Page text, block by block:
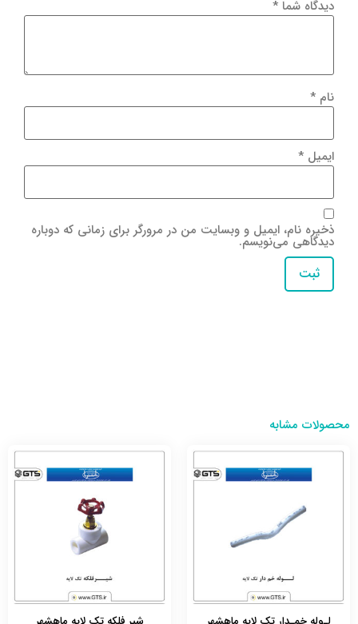
دیدگاه شما *
نام *
ایمیل *
ذخیره نام، ایمیل و وبسایت من در مرورگر برای زمانی که دوباره
دیدگاهی می‌نویسم.
محصولات مشابه